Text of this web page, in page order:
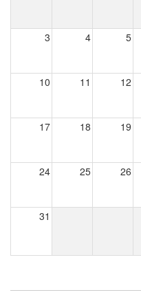
3 4 5
10 11 12
17 18 19
24 25 26
31